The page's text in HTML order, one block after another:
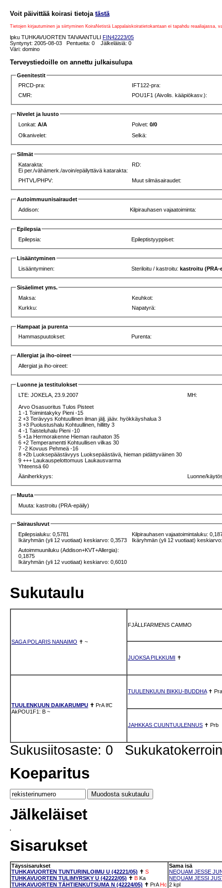
Voit päivittää koirasi tietoja tästä
Tietojen kirjautuminen ja siirtyminen KoiraNetistä Lappalaiskoiratietokantaan ei tapahdu
lpku TUHKAVUORTEN TAIVAANTULI FIN42223/05
Syntynyt: 2005-08-03 Pentueita: 0 Jälkeläisiä: 0
Väri: domino
Terveystiedoille on annettu julkaisulupa
Geenitestit
PRCD-pra:
IFT122-pra:
CMR:
POU1F1 (Aivolis. kääpiökasv.):
Nivelet ja luusto
Lonkat:A/A Polvet:0/0
Olkanivelet:
Selkä:
Silmät
Katarakta:
Ei per./vähämerk./avoin/epäilyttävä katarakta:
RD:
PHTVL/PHPV: Muut silmäsairaudet:
Autoimmuunisairaudet
Addison:
Kilpirauhasen vajaatoiminta:
Epilepsia
Epilepsia:
Epileptistyyppiset:
Lisääntyminen
Lisääntyminen:
Steriloitu / kastroitu:kastroitu (PRA-
Sisäelimet yms.
Maksa:
Keuhkot:
Kurkku:
Napatyrä:
Hampaat ja purenta
Hammaspuutokset:
Purenta:
Allergiat ja iho-oireet
Allergiat ja iho-oireet:
Luonne ja testitulokset
LTE:JOKELA, 23.9.2007
Arvo Osasuoritus Tulos Pisteet
1 -1 Toimintakyky Pieni -15
2 +3 Terävyys Kohtuullinen ilman jälj. jääv. hyökkäyshalua 3
3 +3 Puolustushalu Kohtuullinen, hillitty 3
4 -1 Taisteluhalu Pieni -10
5 +1a Hermorakenne Hieman rauhaton 35
6 +2 Temperamentti Kohtuullisen vilkas 30
7 -2 Kovuus Pehmeä -16
8 +2b Luoksepäästävyys Luoksepäästävä, hieman pidättyväinen 30
9 +++ Laukauspelottomuus Laukausvarma
Yhteensä 60
MH:
Ääniherkkyys: Luonne/
Muuta
Muuta: kastroitu (PRA-epäily)
Sairausluvut
Epilepsialuku: 0,5781
Ikäryhmän (yli 12 vuotiaat) keskiarvo: 0,3573
Kilpirauhasen vajaatoimintaluku:
Ikäryhmän (yli 12 vuotiaat)
Autoimmuuniluku (Addison+KVT+Allergia):
0,1875
Ikäryhmän (yli 12 vuotiaat) keskiarvo: 0,6010
Sukutaulu
SAGA POLARIS NANAIMO ✝ ~
FJÄLLFARMENS CAMMO
JUOKSA PILKKUMI ✝
TUULENKUUN DAIKARUMPU ✝ PrA IfC
AkPOU1F1: B ~
TUULENKUUN BIKKU-BUDDHA✝ Pra
JAHKKAS CUUNTUULENNUS ✝ Prb
Sukusiitosaste: 0
Koeparitus
Jälkeläiset
Sisarukset
Täyssisarukset
TUHKAVUORTEN TUNTURINLOIMU U (42221/05) ✝ S
TUHKAVUORTEN TULIMYRSKY U (42222/05) ✝ B Ka
TUHKAVUORTEN TÄHTIENKUTSUMA N (42224/05) ✝ PrA Hc
Sama isä
NEQUAM JESSE
NEQUAM JESSI
2 kpl